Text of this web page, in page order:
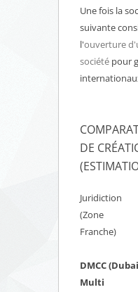
Une fois la
suivante
l'ouverture
société pour
DE
Juridiction
(Zone
Franche)
DMCC (Dubai
Multi